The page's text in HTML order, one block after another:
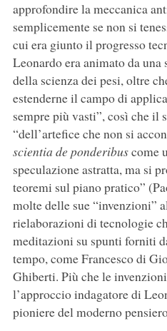
approfondire la meccanica
semplicemente se non si
cui era giunto il progresso
Leonardo era animato da
della scienza dei pesi, oltre
estenderne il campo di
sempre più vasti”, così che il
“dell’artefice che non si
scientia de ponderibuscome
speculazione astratta, ma si
teoremi sul piano pratico”
molte delle sue “invenzioni”
rielaborazioni di tecnologie
meditazioni su spunti forniti
tempo, come Francesco di
Ghiberti. Più che le
l’approccio indagatore di
pioniere del moderno